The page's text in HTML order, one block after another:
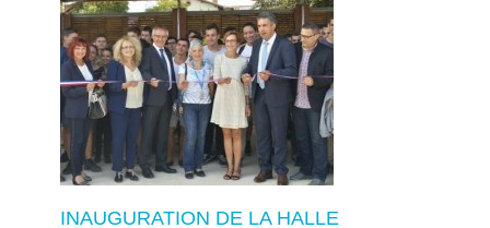
INAUGURATION DE LA HALLE